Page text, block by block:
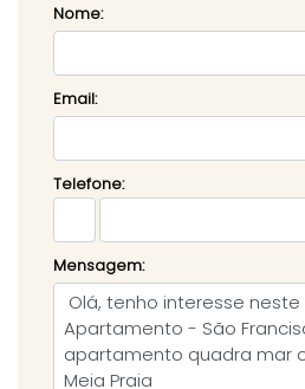
Nome:
Email:
Telefone:
Mensagem: